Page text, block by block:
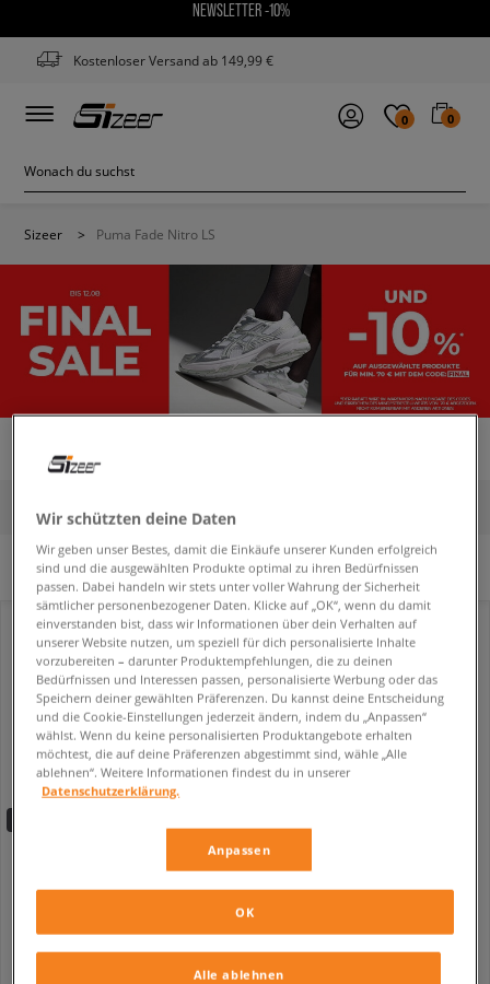
NEWSLETTER -10%
Kostenloser Versand ab 149,99 €
0 0
Sizeer > Puma Fade Nitro LS
PUMA FADE NITRO LS
Es wurden keine Filter ausgewählt.
PUMA FADE NITRO LS
herren
Wir schützten deine Daten
Wir geben unser Bestes, damit die Einkäufe unserer Kunden erfolgreich
sind und die ausgewählten Produkte optimal zu ihren Bedürfnissen
passen. Dabei handeln wir stets unter voller Wahrung der Sicherheit
sämtlicher personenbezogener Daten. Klicke auf „OK“, wenn du damit
einverstanden bist, dass wir Informationen über dein Verhalten auf
unserer Website nutzen, um speziell für dich personalisierte Inhalte
vorzubereiten – darunter Produktempfehlungen, die zu deinen
Bedürfnissen und Interessen passen, personalisierte Werbung oder das
Speichern deiner gewählten Präferenzen. Du kannst deine Entscheidung
und die Cookie-Einstellungen jederzeit ändern, indem du „Anpassen“
wählst. Wenn du keine personalisierten Produktangebote erhalten
möchtest, die auf deine Präferenzen abgestimmt sind, wähle „Alle
ablehnen“. Weitere Informationen findest du in unserer
Datenschutzerklärung.
Anpassen
Alle ablehnen
OK